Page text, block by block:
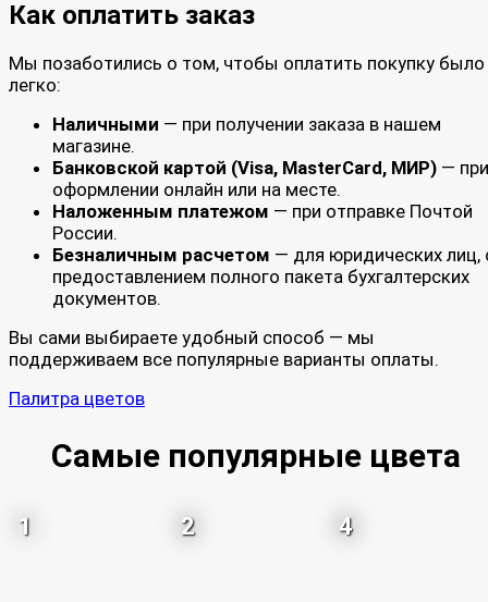
Как оплатить заказ
Мы позаботились о том, чтобы оплатить покупку было
легко:
Наличными — при получении заказа в нашем
магазине.
Банковской картой (Visa, MasterCard, МИР) — при
оформлении онлайн или на месте.
Наложенным платежом — при отправке Почтой
России.
Безналичным расчетом — для юридических лиц,
предоставлением полного пакета бухгалтерских
документов.
Вы сами выбираете удобный способ — мы
поддерживаем все популярные варианты оплаты.
Палитра цветов
Самые популярные цвета
1 2 4